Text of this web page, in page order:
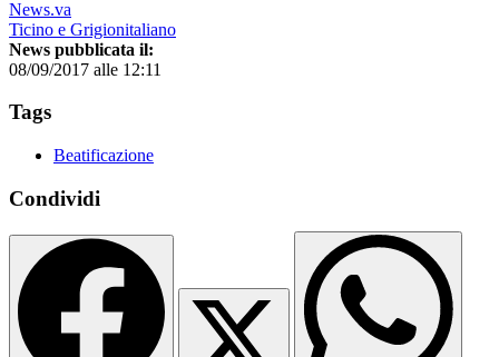
News.va
Ticino e Grigionitaliano
News pubblicata il:
08/09/2017 alle 12:11
Tags
Beatificazione
Condividi